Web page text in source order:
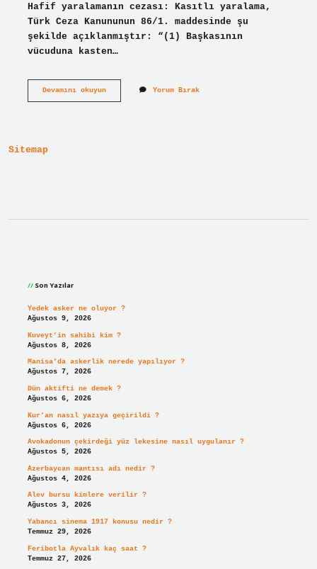
Hafif yaralamanın cezası: Kasıtlı yaralama,
Türk Ceza Kanununun 86/1. maddesinde şu
şekilde açıklanmıştır: “(1) Başkasının
vücuduna kasten…
Devamını okuyunKavgada
Yorum Bırak
Sitemap
Son Yazılar
Yedek asker ne oluyor ?
Ağustos 9, 2026
Kuveyt’in sahibi kim ?
Ağustos 8, 2026
Manisa’da askerlik nerede yapılıyor ?
Ağustos 7, 2026
Dün aktifti ne demek ?
Ağustos 6, 2026
Kur’an nasıl yazıya geçirildi ?
Ağustos 6, 2026
Avokadonun çekirdeği yüz lekesine nasıl uygulanır ?
Ağustos 5, 2026
Azerbaycan mantısı adı nedir ?
Ağustos 4, 2026
Alev bursu kimlere verilir ?
Ağustos 3, 2026
Yabancı sinema 1917 konusu nedir ?
Temmuz 29, 2026
Feribotla Ayvalık kaç saat ?
Temmuz 27, 2026